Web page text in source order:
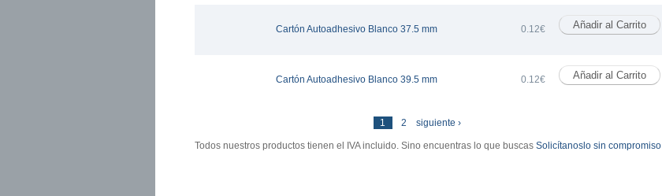
Cartón Autoadhesivo Blanco 37.5 mm 0.12€
Cartón Autoadhesivo Blanco 39.5 mm 0.12€
1 2 siguiente ›
Todos nuestros productos tienen el IVA incluido. Sino encuentras lo que buscas Solicítanoslo sin compromiso